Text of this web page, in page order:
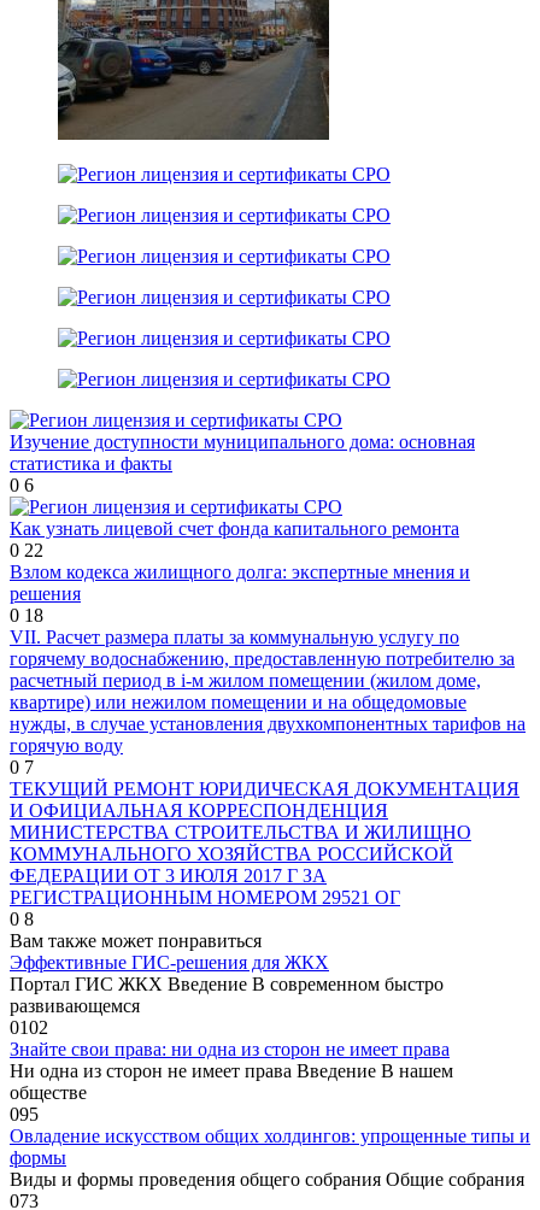
Изучение доступности муниципального дома: основная
статистика и факты
0 6
Как узнать лицевой счет фонда капитального ремонта
0 22
Взлом кодекса жилищного долга: экспертные мнения и
решения
0 18
VII. Расчет размера платы за коммунальную услугу по
горячему водоснабжению, предоставленную потребителю за
расчетный период в i-м жилом помещении (жилом доме,
квартире) или нежилом помещении и на общедомовые
нужды, в случае установления двухкомпонентных тарифов на
горячую воду
0 7
ТЕКУЩИЙ РЕМОНТ ЮРИДИЧЕСКАЯ ДОКУМЕНТАЦИЯ
И ОФИЦИАЛЬНАЯ КОРРЕСПОНДЕНЦИЯ
МИНИСТЕРСТВА СТРОИТЕЛЬСТВА И ЖИЛИЩНО
КОММУНАЛЬНОГО ХОЗЯЙСТВА РОССИЙСКОЙ
ФЕДЕРАЦИИ ОТ 3 ИЮЛЯ 2017 Г ЗА
РЕГИСТРАЦИОННЫМ НОМЕРОМ 29521 ОГ
0 8
Вам также может понравиться
Эффективные ГИС-решения для ЖКХ
Портал ГИС ЖКХ Введение В современном быстро
развивающемся
0102
Знайте свои права: ни одна из сторон не имеет права
Ни одна из сторон не имеет права Введение В нашем
обществе
095
Овладение искусством общих холдингов: упрощенные типы и
формы
Виды и формы проведения общего собрания Общие собрания
073